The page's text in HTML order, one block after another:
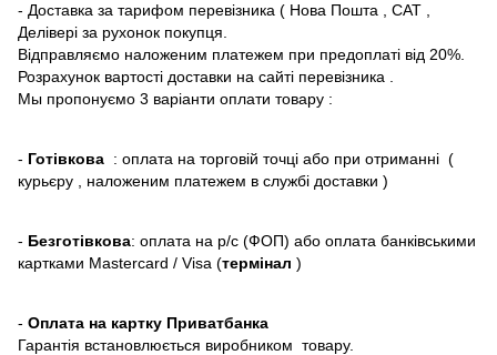
- Доставка за тарифом перевізника ( Нова Пошта , САТ ,
Делівері за рухонок покупця.
Відправляємо наложеним платежем при предоплаті від 20%.
Розрахунок вартості доставки на сайті перевізника .
Мы пропонуємо 3 варіанти оплати товару :
- Готівкова : оплата на торговій точці або при отриманні (
курьєру , наложеним платежем в службі доставки )
- Безготівкова: оплата на р/с (ФОП) або оплата банківськими
картками Mastercard / Visa (термінал )
- Оплата на картку Приватбанка
Гарантія встановлюється виробником товару.